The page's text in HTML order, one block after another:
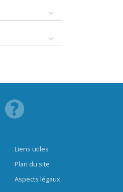
Liens utiles
Plan du site
Aspects légaux